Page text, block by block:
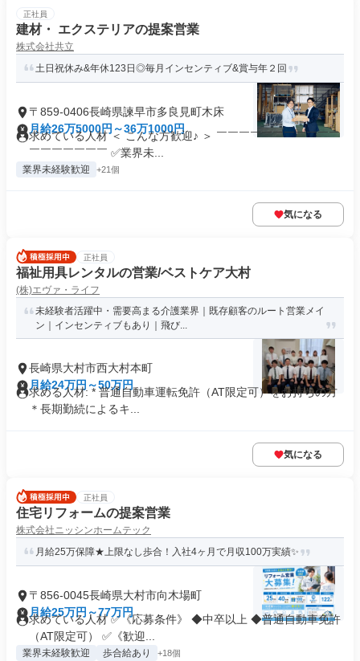
正社員
建材・ エクステリアの提案営業
株式会社共立
土日祝休み&年休123日◎毎月インセンティブ&賞与年２回
〒859-0406長崎県諫早市多良見町木床
月給26万5000円～36万1000円
求めている人材 ＜ こんな方歓迎♪ ＞ ￣￣￣￣￣￣￣￣￣￣￣
￣￣￣￣￣￣￣ ✅業界未...
業界未経験歓迎 +21個
気になる
正社員
福祉用具レンタルの営業/ベストケア大村
(株)エヴァ・ライフ
未経験者活躍中・需要高まる介護業界｜既存顧客のルート営業メイ
ン｜インセンティブもあり｜飛び...
長崎県大村市西大村本町
月給24万円～50万円
求める人材: * 普通自動車運転免許（AT限定可）をお持ちの方
＊長期勤続によるキ...
気になる
正社員
住宅リフォームの提案営業
株式会社ニッシンホームテック
月給25万保障★上限なし歩合！入社4ヶ月で月収100万実績✨
〒856-0045長崎県大村市向木場町
月給25万円～77万円
求めている人材 ✅《応募条件》 ◆中卒以上 ◆普通自動車免許
（AT限定可） ✅《歓迎...
業界未経験歓迎 歩合給あり +18個